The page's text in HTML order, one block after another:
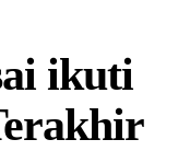
ikuti